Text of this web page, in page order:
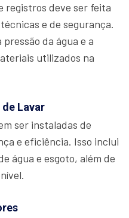
registros deve ser feita
e de segurança.
da água e a
utilizados na
Lavar
ser instaladas de
e eficiência. Isso inclui
água e esgoto, além de